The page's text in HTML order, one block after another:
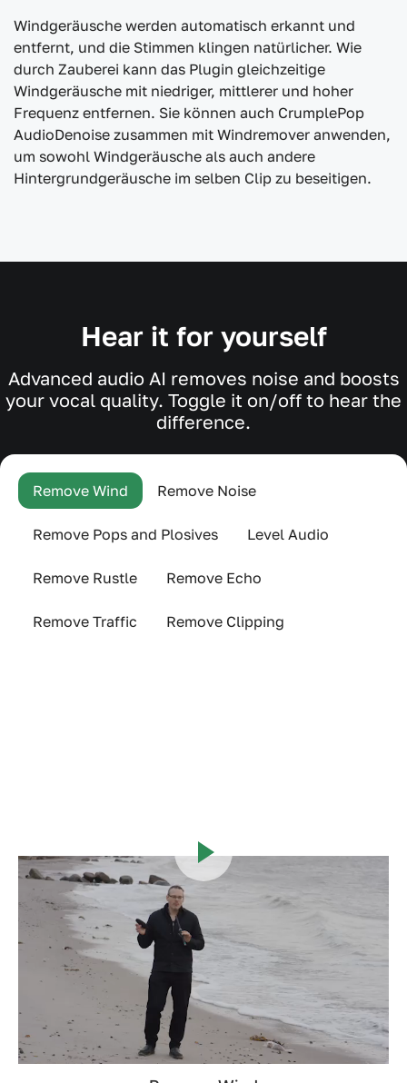
Windgeräusche werden automatisch erkannt und
entfernt, und die Stimmen klingen natürlicher. Wie
durch Zauberei kann das Plugin gleichzeitige
Windgeräusche mit niedriger, mittlerer und hoher
Frequenz entfernen. Sie können auch CrumplePop
AudioDenoise zusammen mit Windremover anwenden,
um sowohl Windgeräusche als auch andere
Hintergrundgeräusche im selben Clip zu beseitigen.
Hear it for yourself
Advanced audio AI removes noise and boosts
your vocal quality. Toggle it on/off to hear the
difference.
Remove Wind Remove Noise
Remove Pops and Plosives Level Audio
Remove Rustle Remove Echo
Remove Traffic Remove Clipping